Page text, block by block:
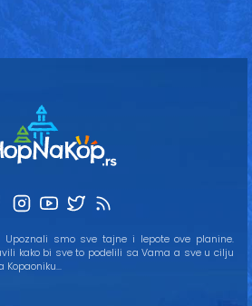
Upoznali smo sve tajne i lepote ove planine.
kako bi sve to podelili sa Vama a sve u cilju